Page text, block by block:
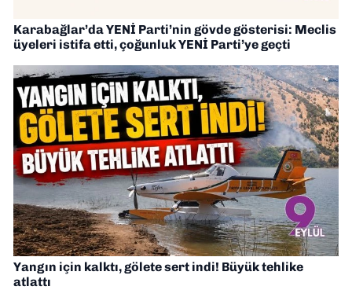
Karabağlar’da YENİ Parti’nin gövde gösterisi: Meclis
üyeleri istifa etti, çoğunluk YENİ Parti’ye geçti
Yangın için kalktı, gölete sert indi! Büyük tehlike
atlattı